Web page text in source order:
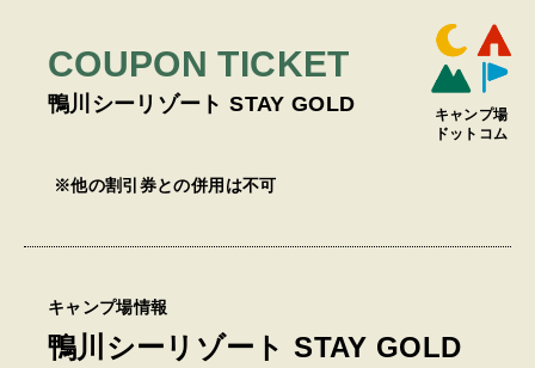
COUPON TICKET
鴨川シーリゾート STAY GOLD
キャンプ場
ドットコム
※他の割引券との併⽤は不可
キャンプ場情報
鴨川シーリゾート STAY GOLD